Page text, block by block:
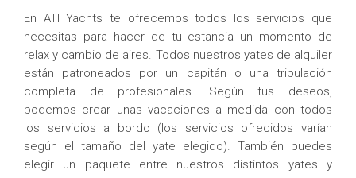
En ATI Yachts te ofrecemos todos los servicios que
necesitas para hacer de tu estancia un momento de
relax y cambio de aires. Todos nuestros yates de alquiler
están patroneados por un capitán o una tripulación
completa de profesionales. Según tus deseos,
podemos crear unas vacaciones a medida con todos
los servicios a bordo (los servicios ofrecidos varían
según el tamaño del yate elegido). También puedes
elegir un paquete entre nuestros distintos yates y